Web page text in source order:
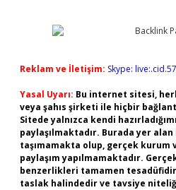
Reklam ve İletişim: Skype:
Yasal Uyarı: Bu internet sitesi,
veya şahıs şirketi ile hiçbir
Sitede yalnızca kendi
paylaşılmaktadır. Burada yer
taşımamakta olup, gerçek kurum
paylaşım yapılmamaktadır.
benzerlikleri tamamen
taslak halindedir ve tavsiye